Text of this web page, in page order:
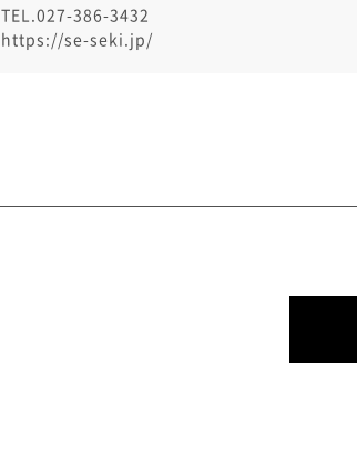
TEL.027-386-3432
https://se-seki.jp/